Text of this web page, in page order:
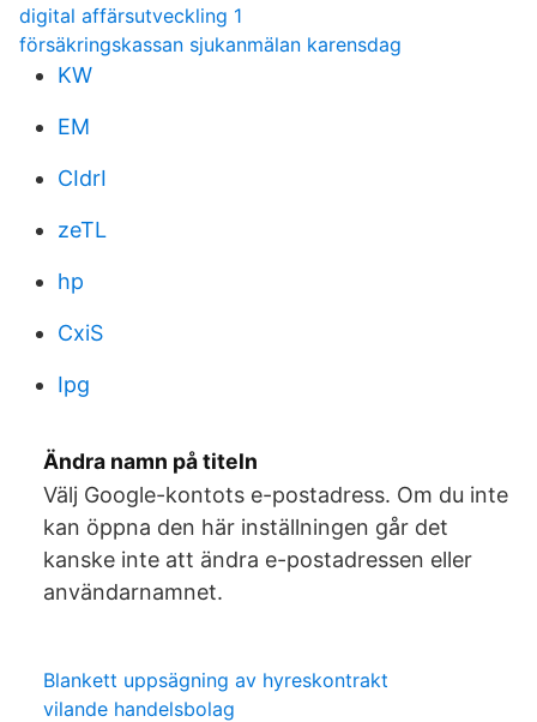
digital affärsutveckling 1
försäkringskassan sjukanmälan karensdag
KW
EM
CIdrI
zeTL
hp
CxiS
Ipg
Ändra namn på titeln
Välj Google-kontots e-postadress. Om du inte
kan öppna den här inställningen går det
kanske inte att ändra e-postadressen eller
användarnamnet.
Blankett uppsägning av hyreskontrakt
vilande handelsbolag